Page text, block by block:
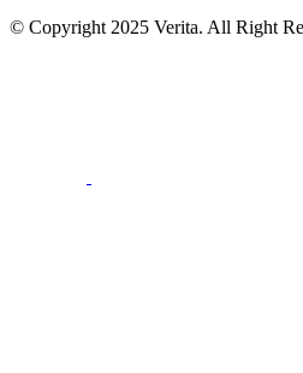
© Copyright 2025 Verita. All Right